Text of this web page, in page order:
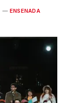
ENSENADA